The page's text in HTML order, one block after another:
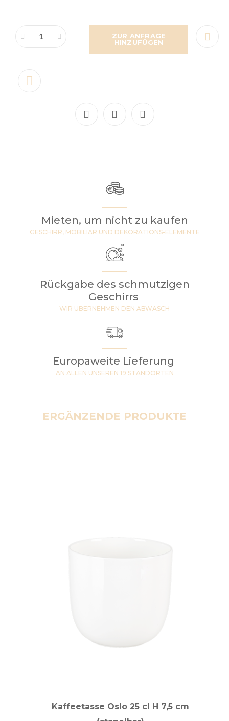
ZUR ANFRAGE
HINZUFÜGEN
Mieten, um nicht zu kaufen
GESCHIRR, MOBILIAR UND DEKORATIONS-ELEMENTE
Rückgabe des schmutzigen
Geschirrs
WIR ÜBERNEHMEN DEN ABWASCH
Europaweite Lieferung
AN ALLEN UNSEREN 19 STANDORTEN
ERGÄNZENDE PRODUKTE
Kaffeetasse Oslo 25 cl H 7,5 cm